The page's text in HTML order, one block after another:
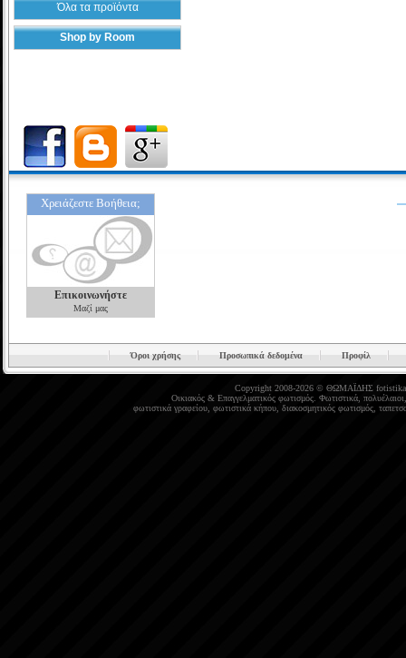
Όλα τα προϊόντα
Shop by Room
Χρειάζεστε Βοήθεια;
Επικοινωνήστε
Μαζί μας
Όροι χρήσης Προσωπικά δεδομένα Προφίλ
Copyright 2008-2026 © ΘΩΜΑΪΔΗΣ
Οικιακός& Επαγγελματικός φωτισμός. Φωτιστικά, πολυέλαιοι
φωτιστικά γραφείου, φωτιστικά κήπου, διακοσμητικός φωτισμός,